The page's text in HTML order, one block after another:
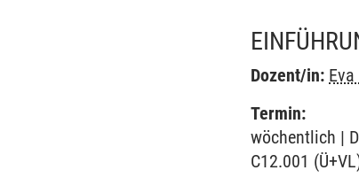
Dozent/in:
Termin:
wöchentlich |
C12.001